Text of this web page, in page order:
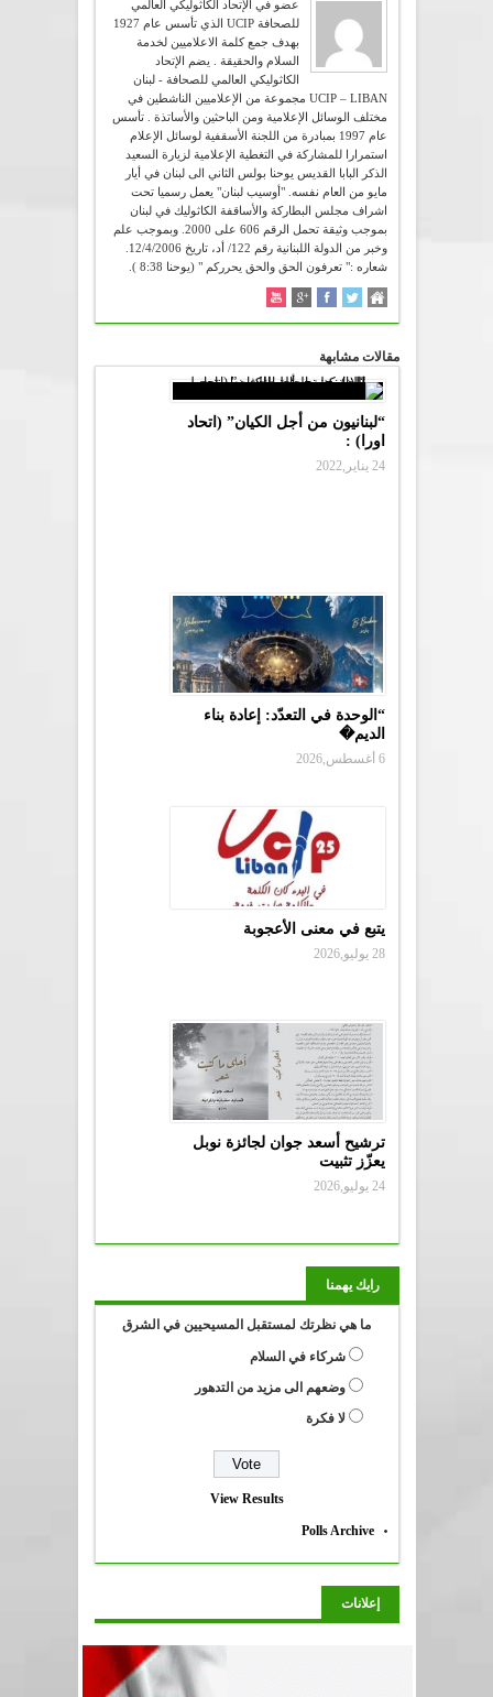
عضو في الإتحاد الكاثوليكي العالمي
للصحافة UCIP الذي تأسس عام 1927
بهدف جمع كلمة الاعلاميين لخدمة
السلام والحقيقة . يضم الإتحاد
الكاثوليكي العالمي للصحافة - لبنان
UCIP – LIBAN مجموعة من الإعلاميين الناشطين في
مختلف الوسائل الإعلامية ومن الباحثين والأساتذة . تأسس
عام 1997 بمبادرة من اللجنة الأسقفية لوسائل الإعلام
استمرارا للمشاركة في التغطية الإعلامية لزيارة السعيد
الذكر البابا القديس يوحنا بولس الثاني الى لبنان في أيار
مايو من العام نفسه. "أوسيب لبنان" يعمل رسميا تحت
اشراف مجلس البطاركة والأساقفة الكاثوليك في لبنان
بموجب وثيقة تحمل الرقم 606 على 2000. وبموجب علم
شعاره :" تعرفون الحق والحق يحرركم " (يوحنا 8:38 ).
مقالات مشابهة
“لبنانيون من أجل الكيان” (اتحاد
اورا) :
24 يناير,2022
“الوحدة في التعدّد: إعادة بناء
الديم�
6 أغسطس,2026
يتبع في معنى الأعجوبة
28 يوليو,2026
ترشيح أسعد جوان لجائزة نوبل
يعزّز تثبيت
24 يوليو,2026
رايك يهمنا
ما هي نظرتك لمستقبل المسيحيين في الشرق
شركاء في السلام
وضعهم الى مزيد من التدهور
لا فكرة
View Results
Polls Archive
إعلانات